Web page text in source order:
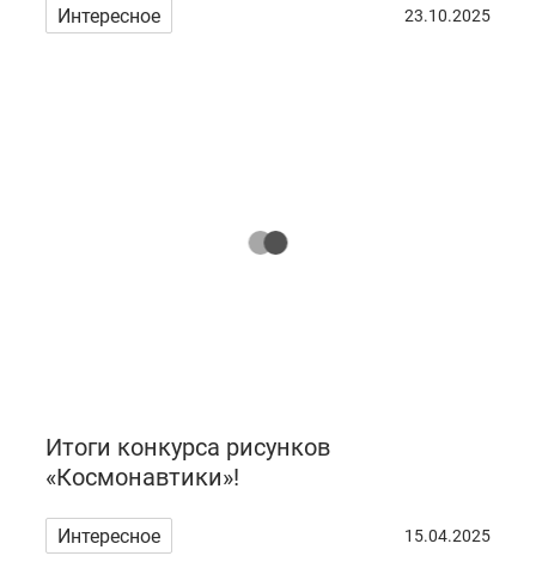
Интересное 23.10.2025
Итоги конкурса рисунков
«Космонавтики»!
Интересное 15.04.2025